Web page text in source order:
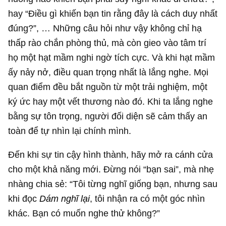
hay “Điều gì khiến bạn tin rằng đây là cách duy nhất
đúng?”, … Những câu hỏi như vậy không chỉ hạ
thấp rào chắn phòng thủ, mà còn gieo vào tâm trí
họ một hạt mầm nghi ngờ tích cực. Và khi hạt mầm
ấy nảy nở, điều quan trọng nhất là lắng nghe. Mọi
quan điểm đều bắt nguồn từ một trải nghiệm, một
ký ức hay một vết thương nào đó. Khi ta lắng nghe
bằng sự tôn trọng, người đối diện sẽ cảm thấy an
toàn để tự nhìn lại chính mình.
Đến khi sự tin cậy hình thành, hãy mở ra cánh cửa
cho một khả năng mới. Đừng nói “bạn sai”, mà nhẹ
nhàng chia sẻ: “Tôi từng nghĩ giống bạn, nhưng sau
khi đọcDám nghĩ lại, tôi nhận ra có một góc nhìn
khác. Bạn có muốn nghe thử không?”